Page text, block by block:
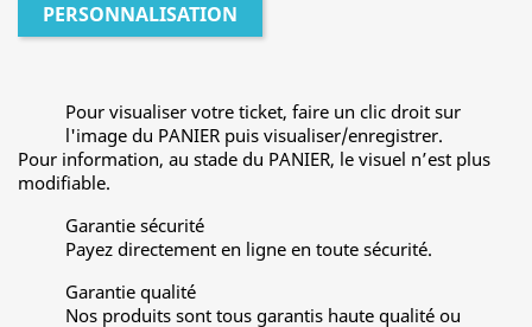
PERSONNALISATION
Pour visualiser votre ticket, faire un clic droit sur
l'image du PANIER puis visualiser/enregistrer.
Pour information, au stade du PANIER, le visuel n’est plus
modifiable.
Garantie sécurité
Payez directement en ligne en toute sécurité.
Garantie qualité
Nos produits sont tous garantis haute qualité ou